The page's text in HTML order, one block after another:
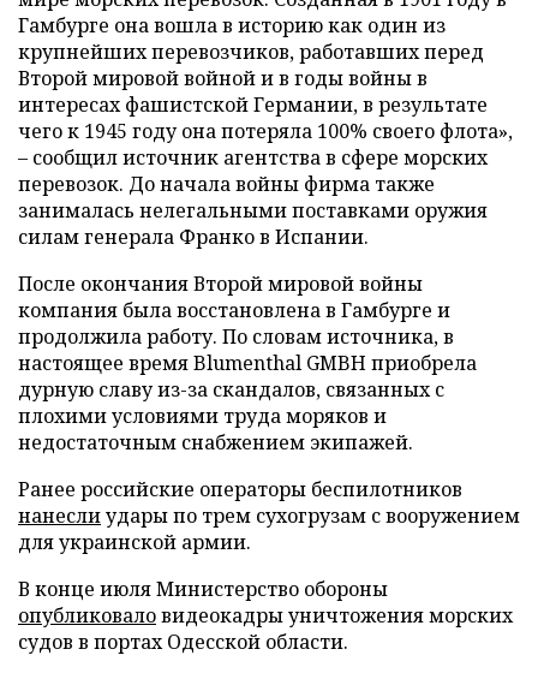
Гамбурге она вошла в историю как один из
крупнейших перевозчиков, работавших перед
Второй мировой войной и в годы войны в
интересах фашистской Германии, в результате
чего к 1945 году она потеряла 100% своего флота»,
– сообщил источник агентства в сфере морских
перевозок. До начала войны фирма также
занималась нелегальными поставками оружия
силам генерала Франко в Испании.
После окончания Второй мировой войны
компания была восстановлена в Гамбурге и
продолжила работу. По словам источника, в
настоящее время Blumenthal GMBH приобрела
дурную славу из-за скандалов, связанных с
плохими условиями труда моряков и
недостаточным снабжением экипажей.
Ранее российские операторы беспилотников
нанеслиудары по трем сухогрузам с вооружением
для украинской армии.
В конце июля Министерство обороны
опубликоваловидеокадры уничтожения морских
судов в портах Одесской области.